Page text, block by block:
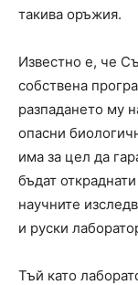
такива оръжия.
Известно е, че
собствена
разпадането му
опасни
има за цел да
бъдат
научните
и руски
Тъй като